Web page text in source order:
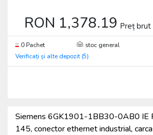
RON 1,378.19 Preț brut
0 Pachet
stoc general
Verificați și alte depozit (5)
Siemens 6GK1901-1BB30-0AB0 IE
145, conector ethernet industrial,